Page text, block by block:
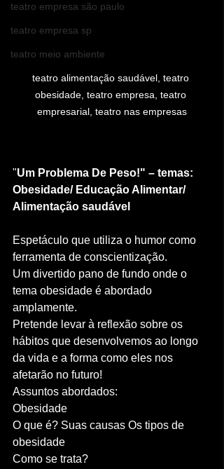
teatro empresa são paulo
teatro empresa sp
teatro meio ambiente
teatro alimentação saudável, teatro
obesidade, teatro empresa, teatro
empresarial, teatro nas empresas
"Um Problema De Peso!" – temas:
Obesidade/ Educação Alimentar/
Alimentação saudável
Espetáculo que utiliza o humor como
ferramenta de conscientização.
Um divertido pano de fundo onde o
tema obesidade é abordado
amplamente.
Pretende levar à reflexão sobre os
hábitos que desenvolvemos ao longo
da vida e a forma como eles nos
afetarão no futuro!
Assuntos abordados:
Obesidade
O que é? Suas causas Os tipos de
obesidade
Como se trata?